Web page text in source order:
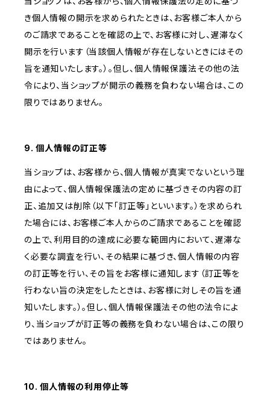
き個人情報の開示を求められたときは、お客様ご本人から
のご請求であることを確認の上で、お客様に対し、遅滞なく
開示を行います（当該個人情報が存在しないときにはその
旨を通知いたします。）。但し、個人情報保護法その他の法
令により、当ショップが開示の義務を負わない場合は、この
限りではありません。
9. 個人情報の訂正等
当ショップは、お客様から、個人情報が真実でないという理
由によって、個人情報保護法の定めに基づきその内容の訂
正、追加又は削除（以下「訂正等」といいます。）を求められ
た場合には、お客様ご本人からのご請求であることを確認
の上で、利用目的の達成に必要な範囲内において、遅滞な
く必要な調査を行い、その結果に基づき、個人情報の内容
の訂正等を行い、その旨をお客様に通知します（訂正等を
行わない旨の決定をしたときは、お客様に対しその旨を通
知いたします。）。但し、個人情報保護法その他の法令によ
り、当ショップが訂正等の義務を負わない場合は、この限り
ではありません。
10. 個人情報の利用停止等